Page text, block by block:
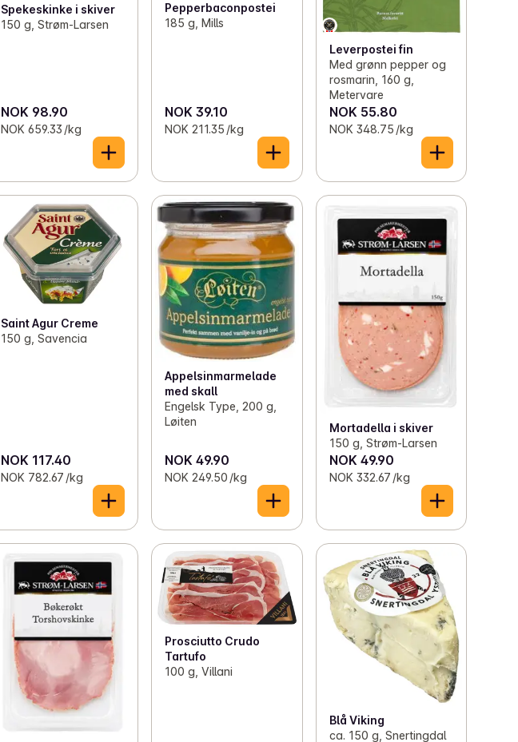
Spekeskinke i skiver
150 g, Strøm-Larsen
NOK 98.90
NOK 659.33 /kg
Pepperbaconpostei
185 g, Mills
NOK 39.10
NOK 211.35 /kg
Leverpostei fin
Med grønn pepper og
rosmarin, 160 g,
Metervare
NOK 55.80
NOK 348.75 /kg
Saint Agur Creme
150 g, Savencia
NOK 117.40
NOK 782.67 /kg
Appelsinmarmelade
med skall
Engelsk Type, 200 g,
Løiten
NOK 49.90
NOK 249.50 /kg
Mortadella i skiver
150 g, Strøm-Larsen
NOK 49.90
NOK 332.67 /kg
Prosciutto Crudo
Tartufo
100 g, Villani
Blå Viking
ca. 150 g, Snertingdal